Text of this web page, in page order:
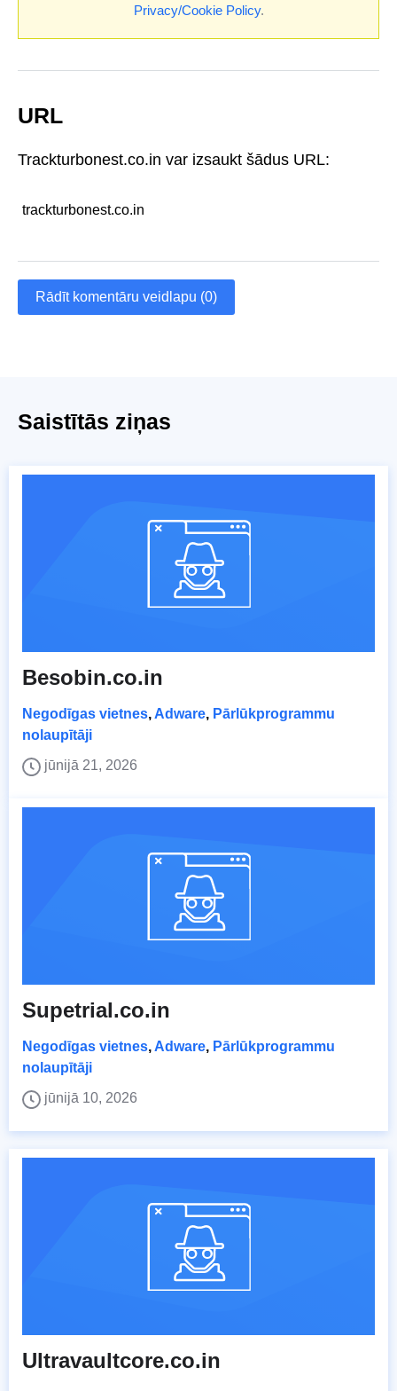
Privacy/Cookie Policy.
URL
Trackturbonest.co.in var izsaukt šādus URL:
trackturbonest.co.in
Rādīt komentāru veidlapu (0)
Saistītās ziņas
Besobin.co.in
Negodīgas vietnes, Adware, Pārlūkprogrammu
nolaupītāji
jūnijā 21, 2026
Supetrial.co.in
Negodīgas vietnes, Adware, Pārlūkprogrammu
nolaupītāji
jūnijā 10, 2026
Ultravaultcore.co.in